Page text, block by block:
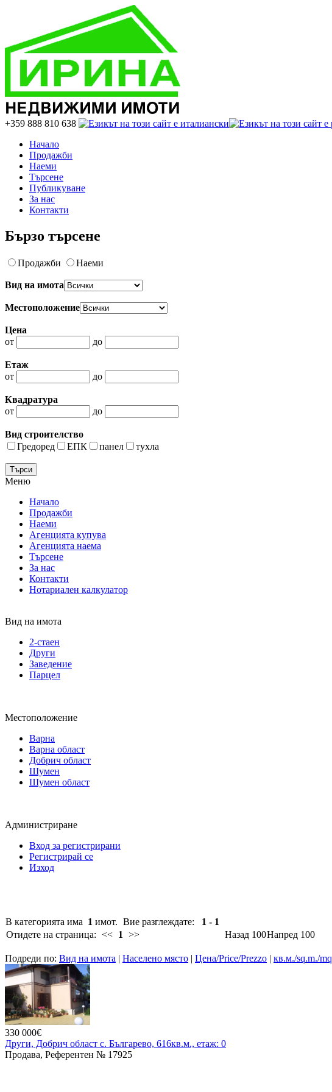
+359 888 810 638
Начало
Продажби
Наеми
Търсене
Публикуване
За нас
Контакти
Бързо търсене
Продажби Наеми
Вид на имота
Местоположение
Цена
от
до
Етаж
от
до
Квадратура
от
до
Вид строителство
Гредоред
ЕПК панел тухла
Меню
Начало
Продажби
Наеми
Агенцията купува
Агенцията наема
Търсене
За нас
Контакти
Нотариален калкулатор
Вид на имота
2-стаен
Други
Заведение
Парцел
Местоположение
Варна
Варна област
Добрич област
Шумен
Шумен област
Администриране
Вход за регистрирани
Регистрирай се
Изход
В категорията има 1 имот. Вие разглеждате:
1 - 1
Отидете на страница: << 1 >> Назад 100Напред 100
Подреди по: Вид на имота | Населено място | Цена/Price/Prezzo | кв.м./sq.m./mq
330 000€
Други, Добрич област с. Българево, 616кв.м., етаж: 0
Продава, Референтен № 17925